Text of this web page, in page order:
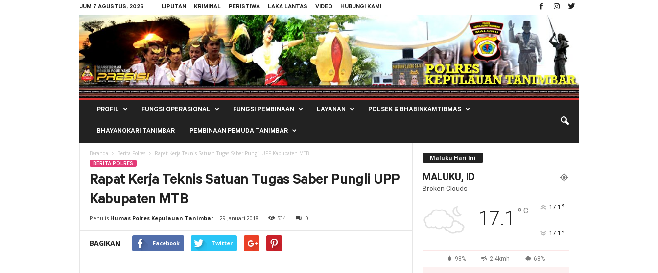
JUM 7 AGUSTUS, 2026 LIPUTAN KRIMINAL PERISTIWA LAKA LANTAS VIDEO HUBUNGI KAMI
Polres
Kepulauan
PROFIL FUNGSI OPERASIONAL FUNGSI PEMBINAAN LAYANAN POLSEK & BHABINKAMTIBMAS
BHAYANGKARI TANIMBAR PEMBINAAN PEMUDA TANIMBAR
Beranda Berita Polres Rapat Kerja Teknis Satuan Tugas Saber Pungli UPP Kabupaten MTB
BERITA POLRES
Rapat Kerja Teknis Satuan Tugas Saber Pungli UPP
Kabupaten MTB
Penulis Humas Polres Kepulauan Tanimbar- 29 Januari 2018 534 0
BAGIKAN Facebook Twitter
Maluku Hari Ini
MALUKU, ID
Broken Clouds
17.1 ° C 17.1 °
17.1 °
98% 2.4kmh 68%